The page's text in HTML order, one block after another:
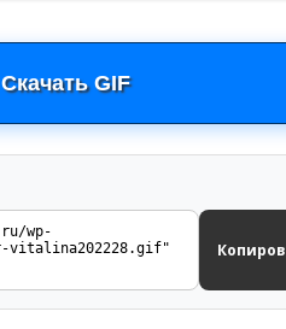
Скачать GIF